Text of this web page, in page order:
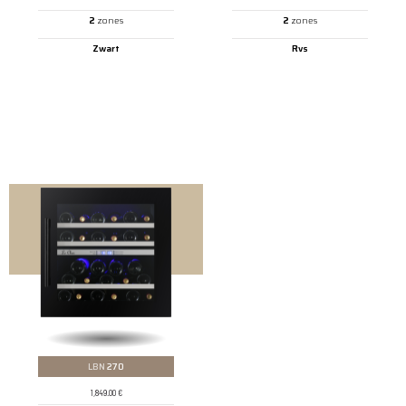
2 zones
Zwart
2 zones
Rvs
LBN 270
1,849.00€